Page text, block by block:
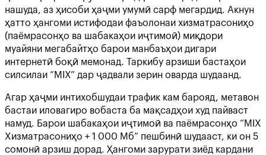
нашуда, аз ҳисоби ҳаҷми умумӣ сарф мегардид. Акнун
ҳатто ҳангоми истифодаи фаъолонаи хизматрасониҳо
(паёмрасонҳо ва шабакаҳои иҷтимоӣ) миқдори
муайяни мегабайтҳо барои манбаъҳои дигари
интернетӣ боқӣ мемонад. Таркибу арзиши бастаҳои
силсилаи “MIX” дар ҷадвали зерин оварда шудаанд.
Агар ҳаҷми интихобшудаи трафик кам барояд, метавон
бастаи иловагиро вобаста ба мақсадҳои худ пайваст
намуд. Барои шабакаҳои иҷтимоӣ ва паёмрасонҳо “MIX
Хизматрасониҳо + 1 000 Мб” пешбинӣ шудааст, ки он 5
сомонӣ арзиш дорад. Ҳангоми зарурати зиёд кардани